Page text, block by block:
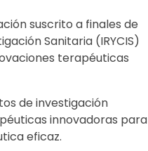
suscrito a finales de
Sanitaria (IRYCIS)
terapéuticas
de investigación
innovadoras para
eficaz.